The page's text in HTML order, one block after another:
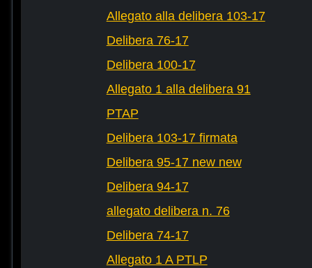
Allegato alla delibera 103-17
Delibera 76-17
Delibera 100-17
Allegato 1 alla delibera 91
PTAP
Delibera 103-17 firmata
Delibera 95-17 new new
Delibera 94-17
allegato delibera n. 76
Delibera 74-17
Allegato 1 A PTLP